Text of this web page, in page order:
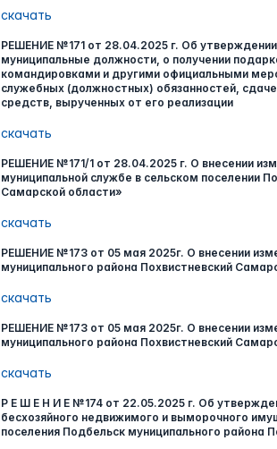
скачать
РЕШЕНИЕ №171 от 28.04.2025 г. Об
муниципальные должности, о получении
командировками и другими официальными
служебных (должностных) обязанностей,
средств, вырученных от его реализации
скачать
РЕШЕНИЕ №171/1 от 28.04.2025 г. О внесении
муниципальной службе в сельском поселении
Самарской области»
скачать
РЕШЕНИЕ №173 от 05 мая 2025г. О внесении
муниципального района Похвистневский
скачать
РЕШЕНИЕ №173 от 05 мая 2025г. О внесении
муниципального района Похвистневский
скачать
Р Е Ш Е Н И Е №174 от 22.05.2025 г. Об
бесхозяйного недвижимого и выморочного
поселения Подбельск муниципального района